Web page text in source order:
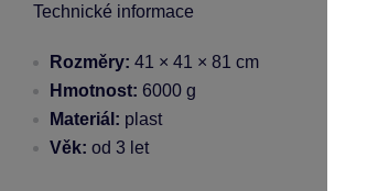
Technické informace
Rozměry: 41 × 41 × 81 cm
Hmotnost: 6000 g
Materiál: plast
Věk: od 3 let